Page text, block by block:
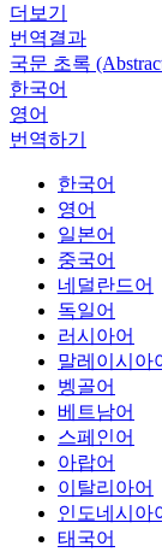
더보기
번역결과
국문 초록
한국어
영어
번역하기
한국어
영어
일본어
중국어
네덜란드어
독일어
러시아어
말레이시아
벵골어
베트남어
스페인어
아랍어
이탈리아어
인도네시아
태국어